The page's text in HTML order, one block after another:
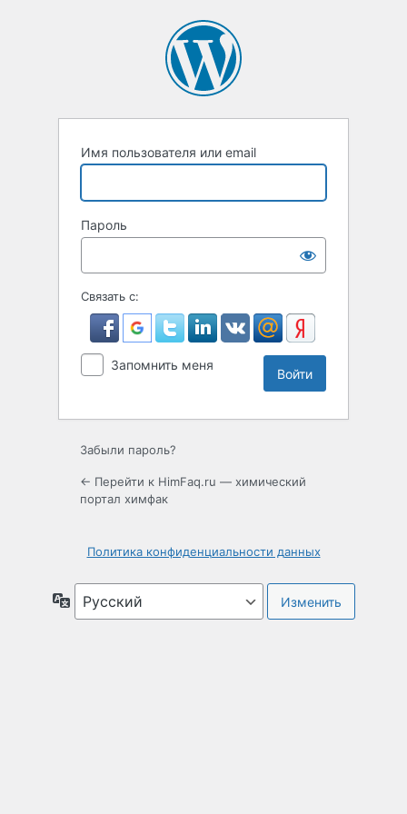
Имя пользователя или email
Пароль
Связать с:
Запомнить меня
Забыли пароль?
← Перейти к HimFaq.ru — химический
портал химфак
Политика конфиденциальности данных
Язык